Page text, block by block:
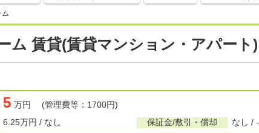
ム
ム 賃貸(賃貸マンション・アパート)
5 万円 (管理費等：1700円)
6.25万円 / なし 保証金/敷引・償却 なし / -